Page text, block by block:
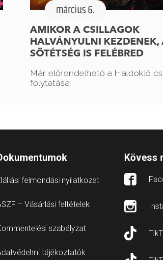
március 6.
AMIKOR A CSILLAGOK
HALVÁNYULNI KEZDENEK,
SÖTÉTSÉG IS FELÉBRED
Már előrendelhető a Haldokló
folytatása!
felmondási nyilatkozat
– Vásárlási feltételek
szabályzat
tájékoztatók
Kövess